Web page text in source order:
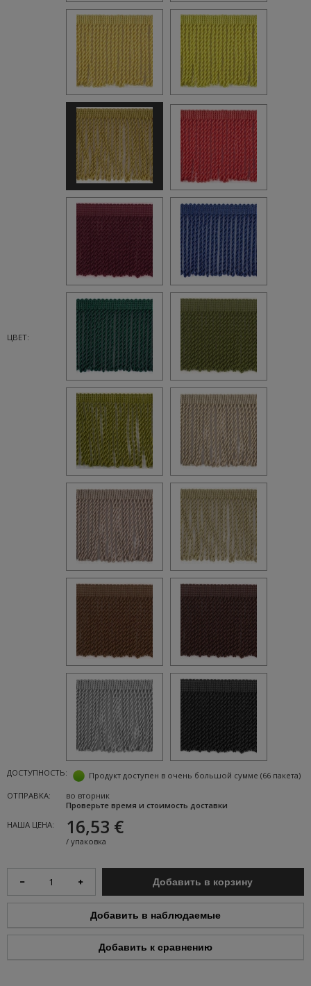
ЦВЕТ:
ДОСТУПНОСТЬ: Продукт доступен в очень большой сумме (66 пакета)
ОТПРАВКА:
во вторник
Проверьте время и стоимость доставки
НАША ЦЕНА:
16,53 €
/ упаковка
Добавить в корзину
Добавить в наблюдаемые
Добавить к сравнению